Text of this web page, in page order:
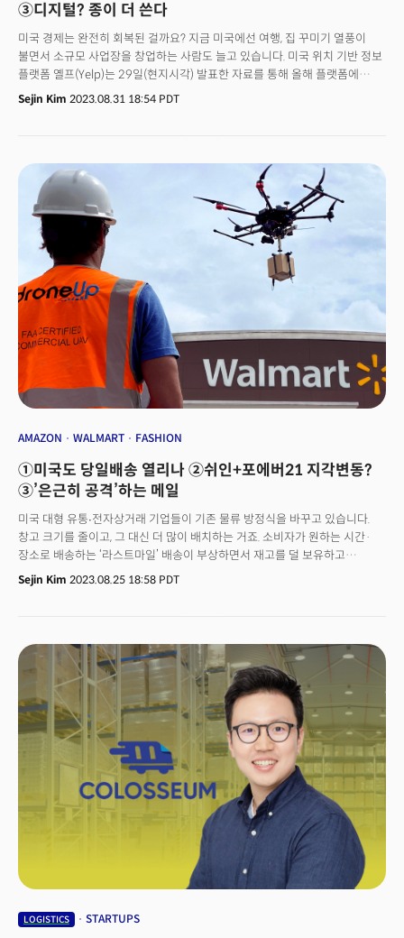
③디지털? 종이 더 쓴다
미국 경제는 완전히 회복된 걸까요? 지금 미국에선 여행, 집 꾸미기 열풍이
불면서 소규모 사업장을 창업하는 사람도 늘고 있습니다. 미국 위치 기반 정보
플랫폼 옐프(Yelp)는 29일(현지시각) 발표한 자료를 통해 올해 플랫폼에
등록된 새로운 서비스 목록은 2022년 기록한 사상 최고치를 넘어설 것으로
예상했죠. 데이터에 따르면 올 1월부터 7월까지 7개월 동안 거의
비교하면 46%나 증가했죠. 이때 모든 카테고리에서 개업이 증가한 점이
눈길을 끕니다. 여행, 홈서비스의 성장은 두드러지죠. 호텔 및 여행 분야에
등록된 사업장은 39% 늘었고, 홈서비스는 37%, 자동차는 27%, 이벤트
서비스는 27%, 지역서비스는 23%, 식품 사업은 18%, 뷰티 서비스는 16%,
바 및 나이트클럽은 15%, 레스토랑은 12% 늘었습니다. 👉 소비하는
미국인들…은행 대출 조이기는 변수로홈서비스 부문은 주택 개조 프로젝트를
지원하는 사업장입니다. 옐프가 발표한 또 다른 보고서 ‘2023년 여름 주택
트렌드’에 따르면 미국인들은 파티오덜개, 조경 설계, 데크 및 난간, 수영장 및
온수욕조 등을 집에 설치했죠. 각종 집 관리 서비스나 잔디 관리 서비스,
인조잔디 서비스도 늘었습니다. 지역적으로도 모든 주에서 신규 사업장이
늘었습니다. 로드아일랜드, 웨스트버지니아, 델라웨어, 버몬트 등 동부
지역에서 크게 늘었죠. 비주류 그룹의 창업도 두드러집니다. 성소수자
(LGBTQ) 소유 기업은 33%, 흑인은 28%, 라틴계는 28% 증가하며 전국 평균
25%를 상회했습니다. 여성 소유 기업은 19%, 아시아인 소유 기업은 13%
커지면서 비주류가 소유한 새로운 사업장 수도 사상 최고치를 기록하고
미국 은행들이 미국 연방준비제도(Fed)의 금리 인상에 따라 기업과 가계에
대한 대출 기준을 높이고 있는 점은 장애물로 지적되죠. 지난 7월 미국 연준이
기업에 대한 대출 기준을 강화한 은행은 51%였습니다. 에버코어
(Evercore)ISI는 악시오스에 “이 정도의 신용 기준 강화는 수십 년간 통화
긴축 주기에도 보지 못한 일”이라고 평했습니다.
Sejin Kim 2023.08.31 18:54 PDT
AMAZON WALMART FASHION
①미국도 당일배송 열리나 ②쉬인+포에버21 지각변동?
③’은근히 공격’하는 메일
미국 대형 유통∙전자상거래 기업들이 기존 물류 방정식을 바꾸고 있습니다.
창고 크기를 줄이고, 그 대신 더 많이 배치하는 거죠. 소비자가 원하는 시간·
장소로 배송하는 ‘라스트마일’ 배송이 부상하면서 재고를 덜 보유하고
배송비를 줄이기 위한 시도입니다. 24일(현지시각) 월스트리트저널(WSJ)
보도에 따르면 미국 대형 마트 타겟(Target)은 현재 운영 중인 10개 분류센터
활용하고 있기도 합니다. 이는 오프라인 매장보다 이커머스 확대에 더
집중한다는 의미기도 합니다. 미국은 배송 범위가 넓어서 '당일배송'은 LA,
뉴욕 등 일부 대도시의 특정지역을 제외하고는 불가능한 미션으로
여겨졌습니다. 하지만 유통 인프라 확장으로 한국처럼 전국이 '당일배송'
시대를 앞당기고 있는 것입니다. 아마존과 월마트도 비슷한 전략입니다.
아마존은 최근 8개 지역에 주요 거점(distribution regions)을 만들었습니다.
지역 간 이동 없이 주요 거점 안에서 담당 지역 내 주문상품을 배송한다는
계획이죠. 물류 컨설턴트 MWPVL인터내셔널에 따르면 아마존은 지난 2년
동안 창고를 2배로 늘려 미국 전역에 1000개 이상의 창고를 운영하고
있습니다. 즉시배송 상품을 포장하고 사람들이 자주 구매하는 품목을
보관하기 위한 당일센터도 확대했죠. 월마트도 창고 숫자를 늘리고 자동화에
나섰습니다. 여기에 더해 자사 매장을 통해 디지털 주문의 절반 이상을 처리해
비용을 절감하고 배송 속도를 높였죠. 그래서 최근 분기 재고를 8% 줄이는 데
성공했습니다. 👉 하늘로 번진 속도 경쟁유통가들의 물류 전쟁은 육지에서
부상한 것입니다. 24일(현지시각) 월마트는 보도자료를 내어 텍사스주 댈러스
Sejin Kim 2023.08.25 18:58 PDT
LOGISTICS STARTUPS